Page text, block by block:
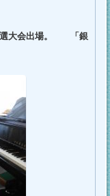
選大会出場。 「銀